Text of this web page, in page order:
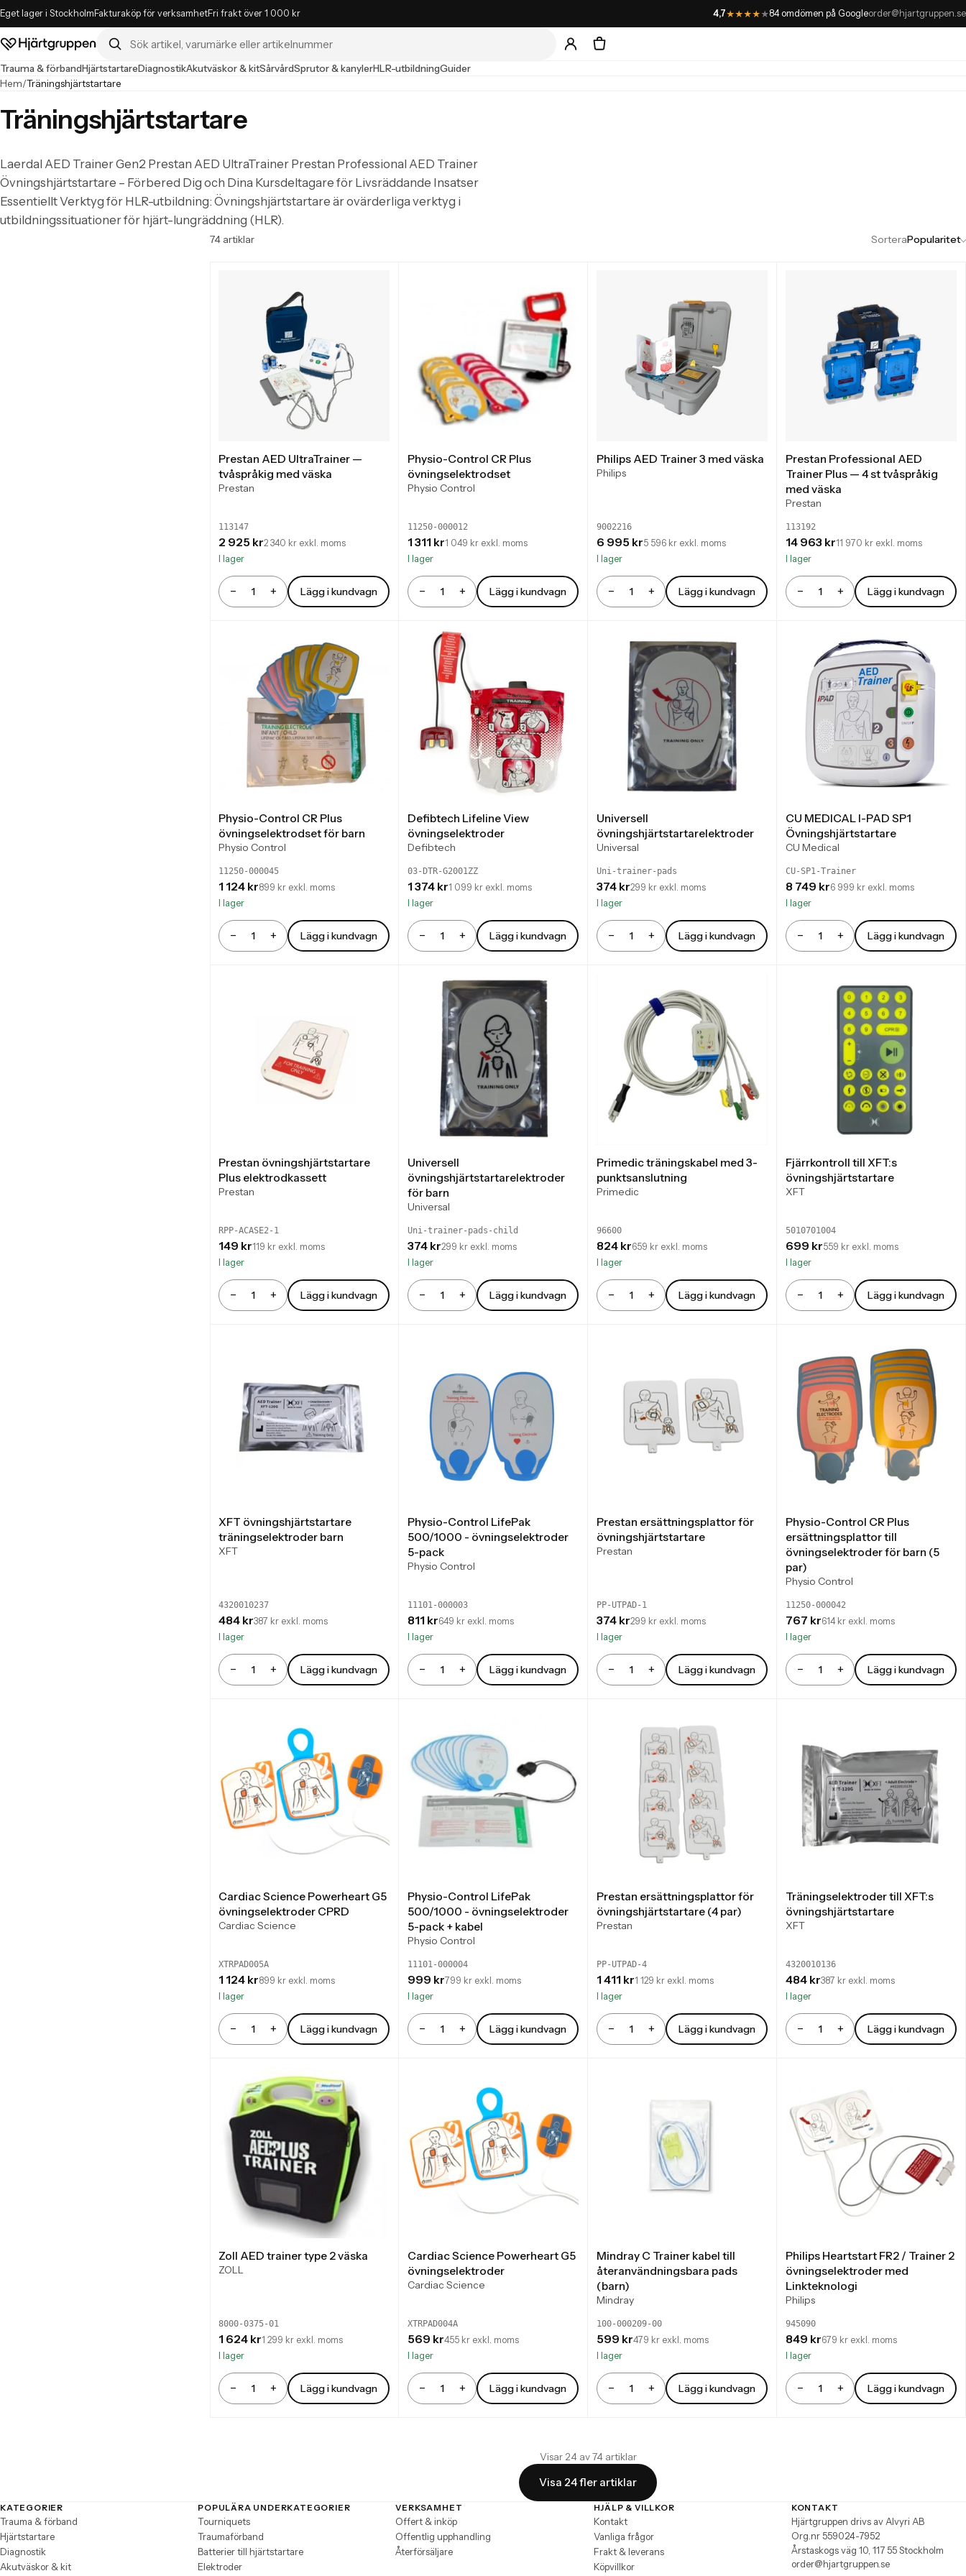
Eget lager i Stockholm Fakturaköp för verksamhetFri frakt över 1 000 kr 4,7★★★★★84 omdömen på Googleorder@hjartgruppen.se
Hjärtgruppen – startsida
Trauma & förbandHjärtstartareDiagnostikAkutväskor & kitSårvårdSprutor & kanylerHLR-utbildningGuider
Hem/Träningshjärtstartare
Träningshjärtstartare
Laerdal AED Trainer Gen2 Prestan AED UltraTrainer Prestan Professional AED Trainer
Övningshjärtstartare – Förbered Dig och Dina Kursdeltagare för Livsräddande Insatser
Essentiellt Verktyg för HLR-utbildning: Övningshjärtstartare är ovärderliga verktyg i
utbildningssituationer för hjärt-lungräddning (HLR).
Träningshjärtstartare — alla artiklar
74 artiklar SorteraPopularitet
Prestan AED UltraTrainer —
tvåspråkig med väska
Prestan
113147
2 925 kr2 340 kr exkl. moms
I lager
−
Antal + Lägg i kundvagn
Physio-Control CR Plus
övningselektrodset
Physio Control
11250-000012
1 311 kr1 049 kr exkl. moms
I lager
−
Antal + Lägg i kundvagn
Philips AED Trainer 3 med väska
Philips
9002216
6 995 kr5 596 kr exkl. moms
I lager
−
Antal + Lägg i kundvagn
Prestan Professional AED
Trainer Plus — 4 st tvåspråkig
med väska
Prestan
113192
14 963 kr11 970 kr exkl. moms
I lager
−
Antal + Lägg i kundvagn
Physio-Control CR Plus
övningselektrodset för barn
Physio Control
11250-000045
1 124 kr899 kr exkl. moms
I lager
−
Antal + Lägg i kundvagn
Defibtech Lifeline View
övningselektroder
Defibtech
03-DTR-G2001ZZ
1 374 kr1 099 kr exkl. moms
I lager
−
Antal + Lägg i kundvagn
Universell
övningshjärtstartarelektroder
Universal
Uni-trainer-pads
374 kr299 kr exkl. moms
I lager
−
Antal + Lägg i kundvagn
CU MEDICAL I-PAD SP1
Övningshjärtstartare
CU Medical
CU-SP1-Trainer
8 749 kr6 999 kr exkl. moms
I lager
−
Antal + Lägg i kundvagn
Prestan övningshjärtstartare
Plus elektrodkassett
Prestan
RPP-ACASE2-1
149 kr119 kr exkl. moms
I lager
−
Antal + Lägg i kundvagn
Universell
övningshjärtstartarelektroder
för barn
Universal
Uni-trainer-pads-child
374 kr299 kr exkl. moms
I lager
−
Antal + Lägg i kundvagn
Primedic träningskabel med 3-
punktsanslutning
Primedic
96600
824 kr659 kr exkl. moms
I lager
−
Antal + Lägg i kundvagn
Fjärrkontroll till XFT:s
övningshjärtstartare
XFT
5010701004
699 kr559 kr exkl. moms
I lager
−
Antal + Lägg i kundvagn
XFT övningshjärtstartare
träningselektroder barn
XFT
4320010237
484 kr387 kr exkl. moms
I lager
−
Antal + Lägg i kundvagn
Physio-Control LifePak
500/1000 - övningselektroder
5-pack
Physio Control
11101-000003
811 kr649 kr exkl. moms
I lager
−
Antal + Lägg i kundvagn
Prestan ersättningsplattor för
övningshjärtstartare
Prestan
PP-UTPAD-1
374 kr299 kr exkl. moms
I lager
−
Antal + Lägg i kundvagn
Physio-Control CR Plus
ersättningsplattor till
övningselektroder för barn (5
par)
Physio Control
11250-000042
767 kr614 kr exkl. moms
I lager
−
Antal + Lägg i kundvagn
Cardiac Science Powerheart G5
övningselektroder CPRD
Cardiac Science
XTRPAD005A
1 124 kr899 kr exkl. moms
I lager
−
Antal + Lägg i kundvagn
Physio-Control LifePak
500/1000 - övningselektroder
5-pack + kabel
Physio Control
11101-000004
999 kr799 kr exkl. moms
I lager
−
Antal + Lägg i kundvagn
Prestan ersättningsplattor för
övningshjärtstartare (4 par)
Prestan
PP-UTPAD-4
1 411 kr1 129 kr exkl. moms
I lager
−
Antal + Lägg i kundvagn
Träningselektroder till XFT:s
övningshjärtstartare
XFT
4320010136
484 kr387 kr exkl. moms
I lager
−
Antal + Lägg i kundvagn
Zoll AED trainer type 2 väska
ZOLL
8000-0375-01
1 624 kr1 299 kr exkl. moms
I lager
−
Antal + Lägg i kundvagn
Cardiac Science Powerheart G5
övningselektroder
Cardiac Science
XTRPAD004A
569 kr455 kr exkl. moms
I lager
−
Antal + Lägg i kundvagn
Mindray C Trainer kabel till
återanvändningsbara pads
(barn)
Mindray
100-000209-00
599 kr479 kr exkl. moms
I lager
−
Antal + Lägg i kundvagn
Philips Heartstart FR2 / Trainer 2
övningselektroder med
Linkteknologi
Philips
945090
849 kr679 kr exkl. moms
I lager
−
Antal + Lägg i kundvagn
Visar 24 av 74 artiklar
Visa 24 fler artiklar
Sidfot
KATEGORIER
Trauma & förband
Hjärtstartare
Diagnostik
Akutväskor & kit
POPULÄRA UNDERKATEGORIER
Tourniquets
Traumaförband
Batterier till hjärtstartare
Elektroder
VERKSAMHET
Offert & inköp
Offentlig upphandling
Återförsäljare
HJÄLP & VILLKOR
Kontakt
Vanliga frågor
Frakt & leverans
Köpvillkor
KONTAKT
Hjärtgruppen drivs av Alvyri AB
Org.nr 559024-7952
Årstaskogs väg 10, 117 55 Stockholm
order@hjartgruppen.se